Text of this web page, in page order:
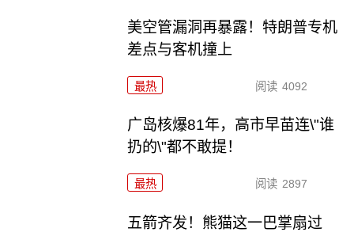
美空管漏洞再暴露！特朗普专机
差点与客机撞上
最热 阅读 4092
广岛核爆81年，高市早苗连\"谁
扔的\"都不敢提！
最热 阅读 2897
五箭齐发！熊猫这一巴掌扇过